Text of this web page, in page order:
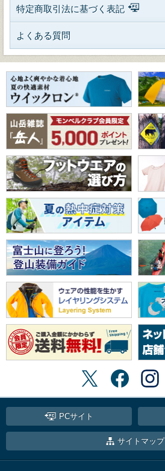
特定商取引法に基づく表記
よくある質問
PCサイト
サイトマップ